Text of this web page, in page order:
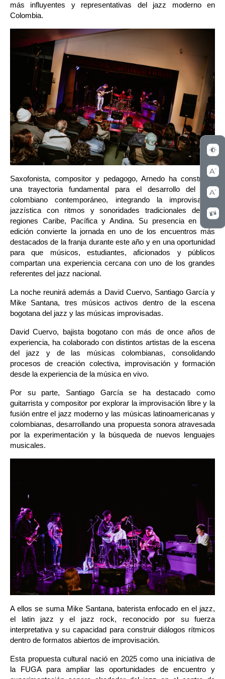
más influyentes y representativas del jazz moderno en
Colombia.
Saxofonista, compositor y pedagogo, Arnedo ha construido
una trayectoria fundamental para el desarrollo del jazz
colombiano contemporáneo, integrando la improvisación
jazzística con ritmos y sonoridades tradicionales de las
regiones Caribe, Pacífica y Andina. Su presencia en esta
edición convierte la jornada en uno de los encuentros más
destacados de la franja durante este año y en una oportunidad
para que músicos, estudiantes, aficionados y públicos
compartan una experiencia cercana con uno de los grandes
referentes del jazz nacional.
La noche reunirá además a David Cuervo, Santiago García y
Mike Santana, tres músicos activos dentro de la escena
bogotana del jazz y las músicas improvisadas.
David Cuervo, bajista bogotano con más de once años de
experiencia, ha colaborado con distintos artistas de la escena
del jazz y de las músicas colombianas, consolidando
procesos de creación colectiva, improvisación y formación
desde la experiencia de la música en vivo.
Por su parte, Santiago García se ha destacado como
guitarrista y compositor por explorar la improvisación libre y la
fusión entre el jazz moderno y las músicas latinoamericanas y
colombianas, desarrollando una propuesta sonora atravesada
por la experimentación y la búsqueda de nuevos lenguajes
musicales.
A ellos se suma Mike Santana, baterista enfocado en el jazz,
el latin jazz y el jazz rock, reconocido por su fuerza
interpretativa y su capacidad para construir diálogos rítmicos
dentro de formatos abiertos de improvisación.
Esta propuesta cultural nació en 2025 como una iniciativa de
la FUGA para ampliar las oportunidades de encuentro y